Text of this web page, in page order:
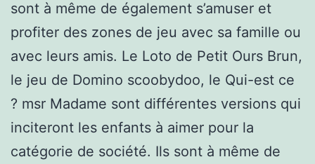
sont à même de également s’amuser et
profiter des zones de jeu avec sa famille ou
avec leurs amis. Le Loto de Petit Ours Brun,
le jeu de Domino scoobydoo, le Qui-est ce
? msr Madame sont différentes versions qui
inciteront les enfants à aimer pour la
catégorie de société. Ils sont à même de